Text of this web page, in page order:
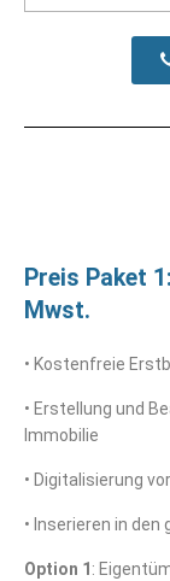
Preis Paket
Mwst.
• Kostenfreie
• Erstellung und
Immobilie
• Digitalisierung
• Inserieren in
Option 1 :